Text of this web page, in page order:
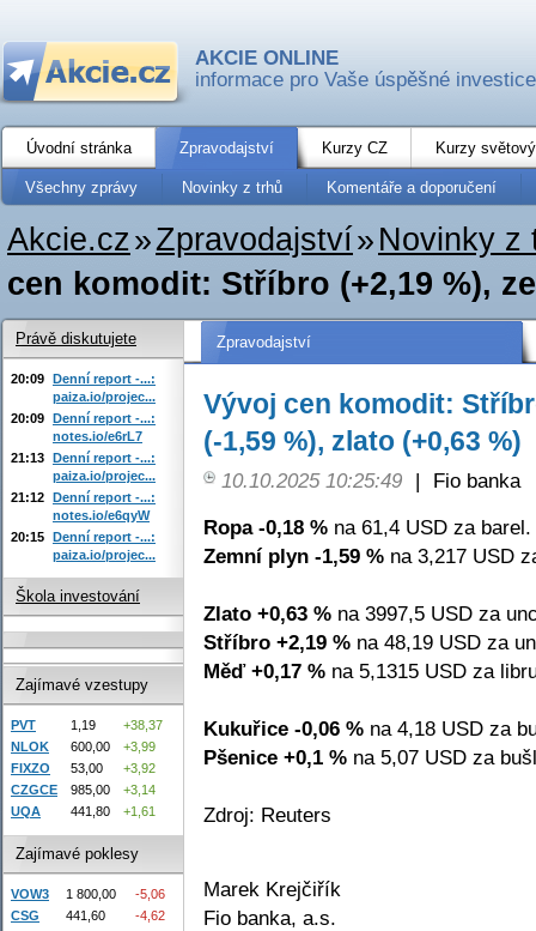
AKCIE ONLINE
informace pro Vaše úspěšné investice
Úvodní stránka Zpravodajství Kurzy CZ Kurzy
Všechny zprávy Novinky z trhů Komentáře a doporučení
Akcie.cz»Zpravodajství» Novinky z
cen komodit: Stříbro (+2,19 %),
Zpravodajství
Vývoj cen komodit:
(-1,59 %), zlato (+0,63 %)
10.10.2025 10:25:49 |
Fio banka
Ropa -0,18 % na 61,4 USD za barel.
Zemní plyn -1,59 % na 3,217 USD
Zlato +0,63 % na 3997,5 USD za
Stříbro +2,19 % na 48,19 USD za
Měď +0,17 % na 5,1315 USD za
Kukuřice -0,06 % na 4,18 USD za
Pšenice +0,1 % na 5,07 USD za
Zdroj: Reuters
Marek Krejčiřík
Fio banka, a.s.
Právě diskutujete
20:09 Denní report -...:
paiza.io/projec...
20:09 Denní report -...:
notes.io/e6rL7
21:13 Denní report -...:
paiza.io/projec...
21:12 Denní report -...:
notes.io/e6qyW
20:15 Denní report -...:
paiza.io/projec...
Škola investování
Zajímavé vzestupy
PVT 1,19
+38,37
NLOK
600,00
+3,99
FIXZO
53,00
+3,92
CZGCE
985,00
+3,14
UQA
441,80 +1,61
Zajímavé poklesy
VOW3 1 800,00
-5,06
CSG
441,60
-4,62